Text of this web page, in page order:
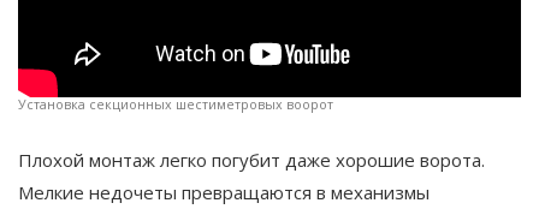
Установка секционных шестиметровых воорот
Плохой монтаж легко погубит даже хорошие ворота.
Мелкие недочеты превращаются в механизмы